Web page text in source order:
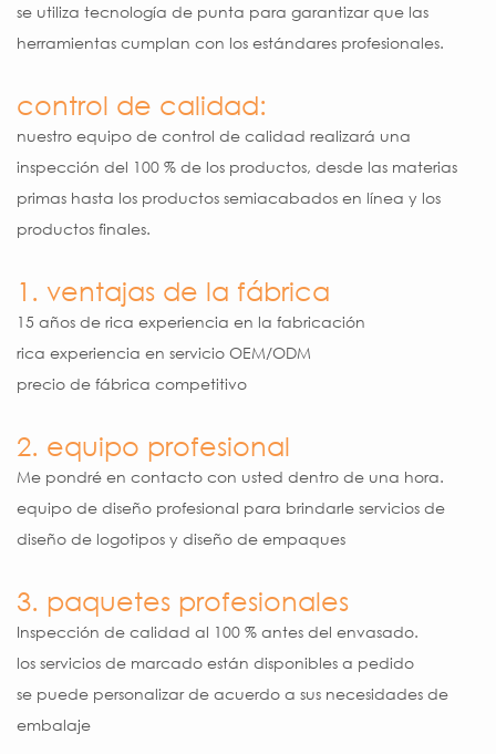
se utiliza tecnología de punta para garantizar que las
herramientas cumplan con los estándares profesionales.
control de calidad:
nuestro equipo de control de calidad realizará una
inspección del 100 % de los productos, desde las materias
primas hasta los productos semiacabados en línea y los
productos finales.
1. ventajas de la fábrica
15 años de rica experiencia en la fabricación
rica experiencia en servicio OEM/ODM
precio de fábrica competitivo
2. equipo profesional
Me pondré en contacto con usted dentro de una hora.
equipo de diseño profesional para brindarle servicios de
diseño de logotipos y diseño de empaques
3. paquetes profesionales
Inspección de calidad al 100 % antes del envasado.
los servicios de marcado están disponibles a pedido
se puede personalizar de acuerdo a sus necesidades de
embalaje